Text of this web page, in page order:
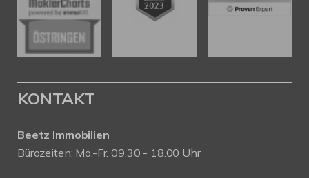
KONTAKT
Beetz Immobilien
Bürozeiten: Mo.-Fr. 09.30 - 18.00 Uhr